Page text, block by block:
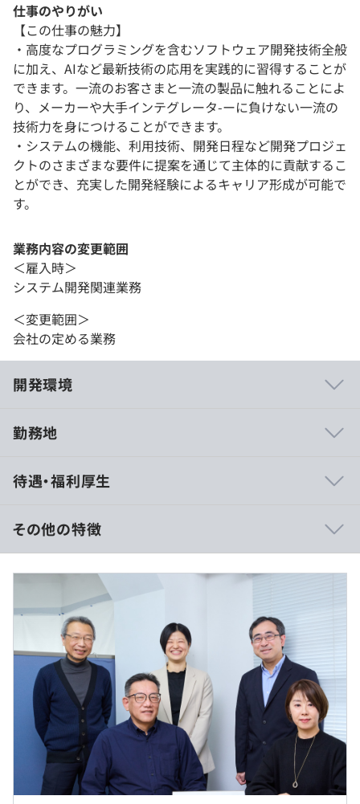
仕事のやりがい
【この仕事の魅力】
・高度なプログラミングを含むソフトウェア開発技術全般
に加え、AIなど最新技術の応用を実践的に習得することが
できます。一流のお客さまと一流の製品に触れることによ
り、メーカーや大手インテグレータ-ーに負けない一流の
技術力を身につけることができます。
・システムの機能、利用技術、開発日程など開発プロジェ
クトのさまざまな要件に提案を通じて主体的に貢献するこ
とができ、充実した開発経験によるキャリア形成が可能で
す。
業務内容の変更範囲
＜雇入時＞
システム開発関連業務
＜変更範囲＞
会社の定める業務
開発環境
します。
【関連する開発技術】
開発プラットフォームはWindows、Linuxが主となりま
す。
C、C++などの本格的な言語の他PHPなどのスクリプト言
語、MS Excel、MS Accessベースのアプリケーションの提
案、開発もおこなっています。
データベースは、SQL Server、MySQL、PostgreSQL、
Oracleなどを使用しています。
最近は iOS、Androidなどのモバイル開発も増えてきてい
勤務地
待遇・福利厚生
想定年収：：370万円～740万円
■賃金形態：月給制
■賃金の決定方法：当社規定により決定いたします
■月給：約32万円〜49万円
・基本給：約24万円〜49万円
・固定残業代：35時間分、約67,000円～約133,000円
（超過分は別途支給）
想定年収 は年収提示額を保証するものではありません）
その他の特徴